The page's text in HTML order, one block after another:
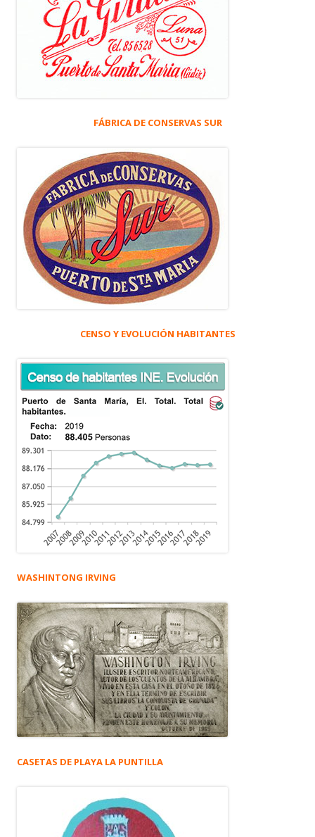
FÁBRICA DE CONSERVAS SUR
CENSO Y EVOLUCIÓN HABITANTES
WASHINTONG IRVING
CASETAS DE PLAYA LA PUNTILLA